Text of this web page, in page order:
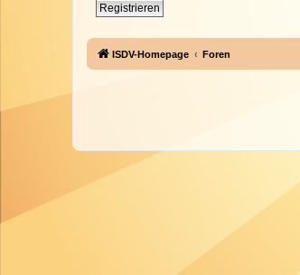
Registrieren
ISDV-Homepage Foren